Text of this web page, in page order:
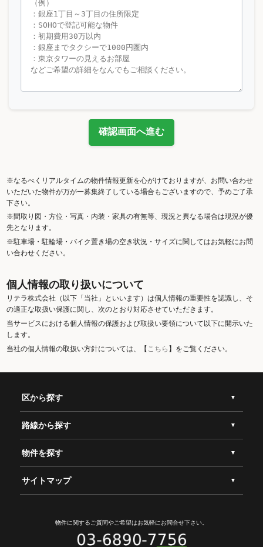
確認画面へ進む
※なるべくリアルタイムの物件情報更新を心がけておりますが、お問い合わせ
いただいた物件が万が一募集終了している場合もございますので、予めご了承
下さい。
※間取り図・方位・写真・内装・家具の有無等、現況と異なる場合は現況が優
先となります。
※駐車場・駐輪場・バイク置き場の空き状況・サイズに関してはお気軽にお問
い合わせください。
個人情報の取り扱いについて
リテラ株式会社（以下「当社」といいます）は個人情報の重要性を認識し、そ
の適正な取扱い保護に関し、次のとおり対応させていただきます。
当サービスにおける個人情報の保護および取扱い要領について以下に開示いた
します。
当社の個人情報の取扱い方針については、【こちら 】をご覧ください。
区から探す
路線から探す
物件を探す
サイトマップ
物件に関するご質問やご希望はお気軽にお問合せ下さい。